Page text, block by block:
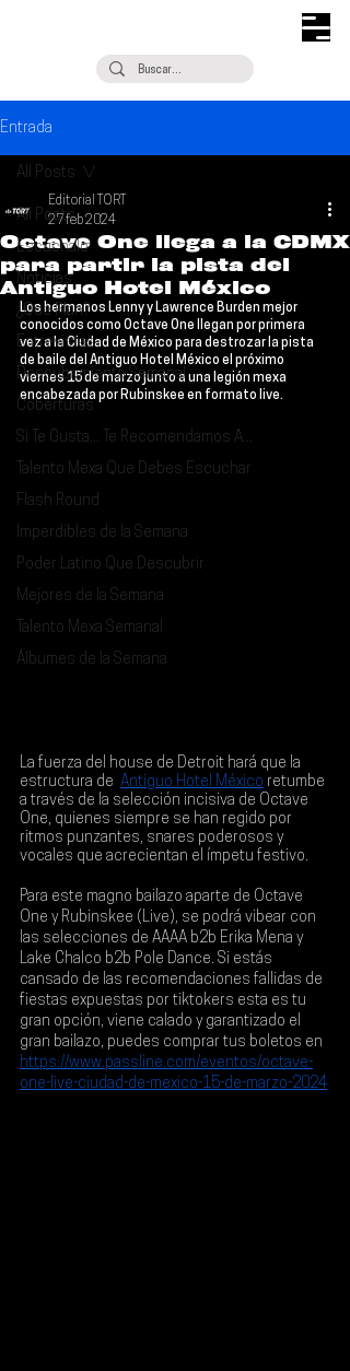
Entrada
All Posts
Escúchalo
Noticias
¿Qué Plan?
Entrevistas
Descubrimiento Semanal
Coberturas
Si Te Gusta... Te Recomendamos A...
Talento Mexa Que Debes Escuchar
Flash Round
Imperdibles de la Semana
Poder Latino Que Descubrir
Mejores de la Semana
Talento Mexa Semanal
Álbumes de la Semana
All Posts
Octave One llega a la CDMX
para partir la pista del
Antiguo Hotel México
Editorial TORT
27 feb 2024
Los hermanos Lenny y Lawrence Burden mejor
conocidos como Octave One llegan por primera
vez a la Ciudad de México para destrozar la pista
de baile del Antiguo Hotel México el próximo
viernes 15 de marzo junto a una legión mexa
encabezada por Rubinskee en formato live.
La fuerza del house de Detroit hará que la
estructura de Antiguo Hotel México retumbe
a través de la selección incisiva de Octave
One, quienes siempre se han regido por
ritmos punzantes, snares poderosos y
vocales que acrecientan el ímpetu festivo.
Para este magno bailazo aparte de Octave
One y Rubinskee (Live), se podrá vibear con
las selecciones de AAAA b2b Erika Mena y
Lake Chalco b2b Pole Dance. Si estás
cansado de las recomendaciones fallidas de
fiestas expuestas por tiktokers esta es tu
gran opción, viene calado y garantizado el
gran bailazo, puedes comprar tus boletos en
https://www.passline.com/eventos/octave-
one-live-ciudad-de-mexico-15-de-marzo-2024